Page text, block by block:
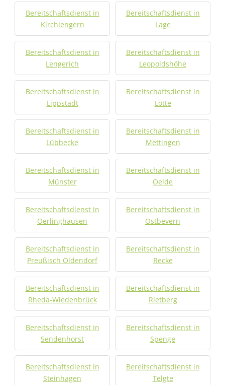
Bereitschaftsdienst in
Kirchlengern
Bereitschaftsdienst in
Lage
Bereitschaftsdienst in
Lengerich
Bereitschaftsdienst in
Leopoldshöhe
Bereitschaftsdienst in
Lippstadt
Bereitschaftsdienst in
Lotte
Bereitschaftsdienst in
Lübbecke
Bereitschaftsdienst in
Mettingen
Bereitschaftsdienst in
Münster
Bereitschaftsdienst in
Oelde
Bereitschaftsdienst in
Oerlinghausen
Bereitschaftsdienst in
Ostbevern
Bereitschaftsdienst in
Preußisch Oldendorf
Bereitschaftsdienst in
Recke
Bereitschaftsdienst in
Rheda-Wiedenbrück
Bereitschaftsdienst in
Rietberg
Bereitschaftsdienst in
Sendenhorst
Bereitschaftsdienst in
Spenge
Bereitschaftsdienst in
Steinhagen
Bereitschaftsdienst in
Telgte